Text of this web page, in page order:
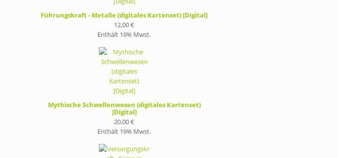
Führungskraft - Metalle (digitales Kartenset) [Digital]
12,00€
Enthält 19% Mwst.
Mythische Schwellenwesen (digitales Kartenset)
[Digital]
20,00€
Enthält 19% Mwst.